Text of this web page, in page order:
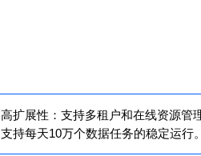
高扩展性：支持多租户和在线资源管理
支持每天10万个数据任务的稳定运行。